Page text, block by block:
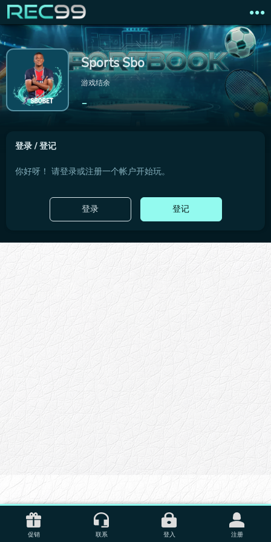
Sports Sbo
游戏结余
-
登录 / 登记
你好呀！ 请登录或注册一个帐户开始玩。
登录 登记
促销 联系 登入 注册